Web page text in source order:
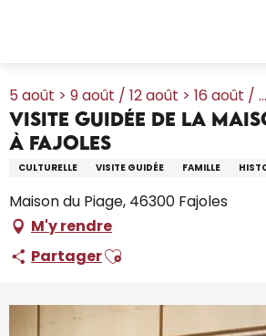
5 août > 9 août / 12 août > 16 août / ...
Visite Guidée de la
à Fajoles
CULTURELLE VISITE GUIDÉE FAMILLE
Maison du Piage, 46300 Fajoles
M'y rendre
PartagerAjouter aux favoris